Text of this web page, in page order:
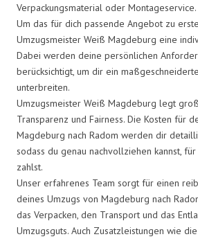
Verpackungsmaterial oder Montageservice.
Um das für dich passende Angebot zu
Umzugsmeister Weiß Magdeburg eine
Dabei werden deine persönlichen
berücksichtigt, um dir ein
unterbreiten.
Umzugsmeister Weiß Magdeburg legt
Transparenz und Fairness. Die Kosten für
Magdeburg nach Radom werden dir
sodass du genau nachvollziehen kannst,
zahlst.
Unser erfahrenes Team sorgt für einen
deines Umzugs von Magdeburg nach
das Verpacken, den Transport und das
Umzugsguts. Auch Zusatzleistungen wie